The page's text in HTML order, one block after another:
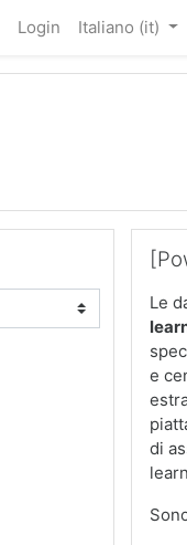
Login Italiano ‎(it)‎
Le
e
di